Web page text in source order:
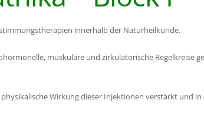
innerhalb der Naturheilkunde.
muskuläre und zirkulatorische Regelkreise
Wirkung dieser Injektionen verstärkt und in